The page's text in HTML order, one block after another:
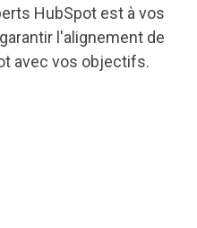
HubSpot est à vos
l'alignement de
avec vos objectifs.